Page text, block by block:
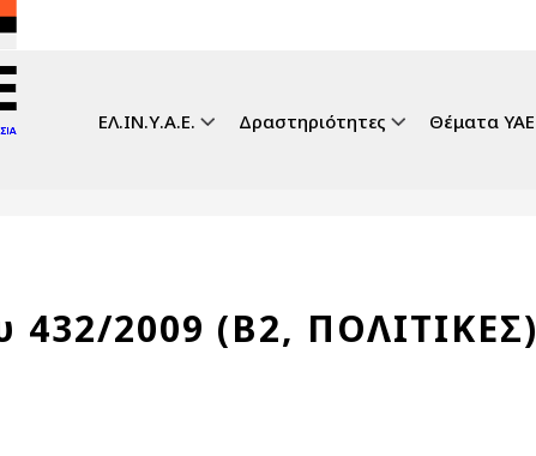
ΕΛ.ΙΝ.Υ.Α.Ε. Δραστηριότητες Θέματα ΥΑΕ
432/2009 (Β2, ΠΟΛΙΤΙΚΕΣ)